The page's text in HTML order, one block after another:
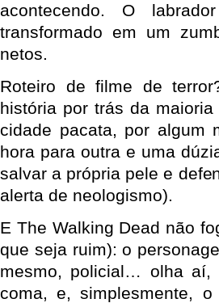
acontecendo. O
transformado em um
netos.
Roteiro de filme de
história por trás da
cidade pacata, por algum
hora para outra e uma
salvar a própria pele e
alerta de neologismo).
E The Walking Dead não
que seja ruim): o
mesmo, policial… olha aí,
coma, e, simplesmente,